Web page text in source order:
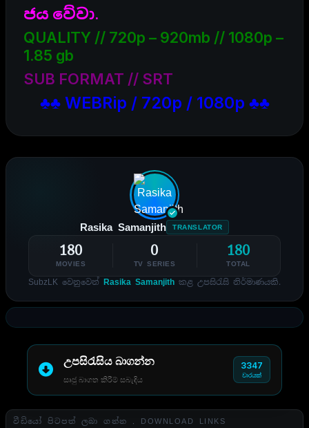
ජය වේවා.
QUALITY // 720p – 920mb // 1080p –
1.85 gb
SUB FORMAT // SRT
♣♣ WEBRip / 720p / 1080p ♣♣
Rasika Samanjith TRANSLATOR
180
MOVIES
0
TV SERIES
180
TOTAL
SubzLK වෙනුවෙන් Rasika Samanjith කළ උපසිරැසි නිර්මාණයකි.
උපසිරැසිය බාගන්න
සෘජු බාගත කිරීම් සබැඳිය
3347
වාරයක්
වීඩියෝ පිටපත් ලබා ගන්න . DOWNLOAD LINKS